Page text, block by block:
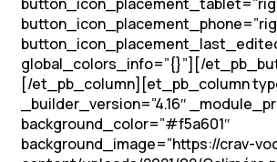
global_colors_info=”{}”][/
[/et_pb_column][et_pb_column
_builder_version=”4.16″
background_color=”#f5a601″
background_image=”https://crav-